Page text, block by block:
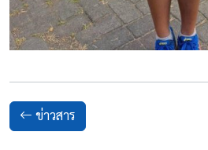
ข่าวสาร